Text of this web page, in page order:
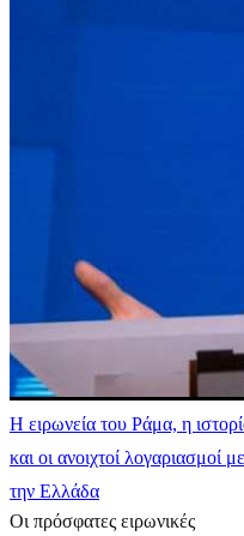
Η ειρωνεία του Ράμα, η
και οι ανοιχτοί λογαριασμοί με
την Ελλάδα
Οι πρόσφατες ειρωνικές